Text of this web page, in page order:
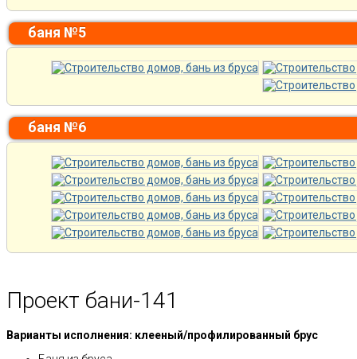
баня №5
баня №6
Проект бани-141
Варианты исполнения: клееный/профилированный брус